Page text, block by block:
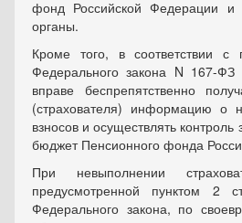
фонд Российской Федерации и
органы.
Кроме того, в соответствии с
Федерального закона N 167-ФЗ
вправе беспрепятственно
(страхователя) информацию о
взносов и осуществлять
бюджет Пенсионного фонда
При невыполнении
предусмотренной пунктом 2
Федерального закона, по